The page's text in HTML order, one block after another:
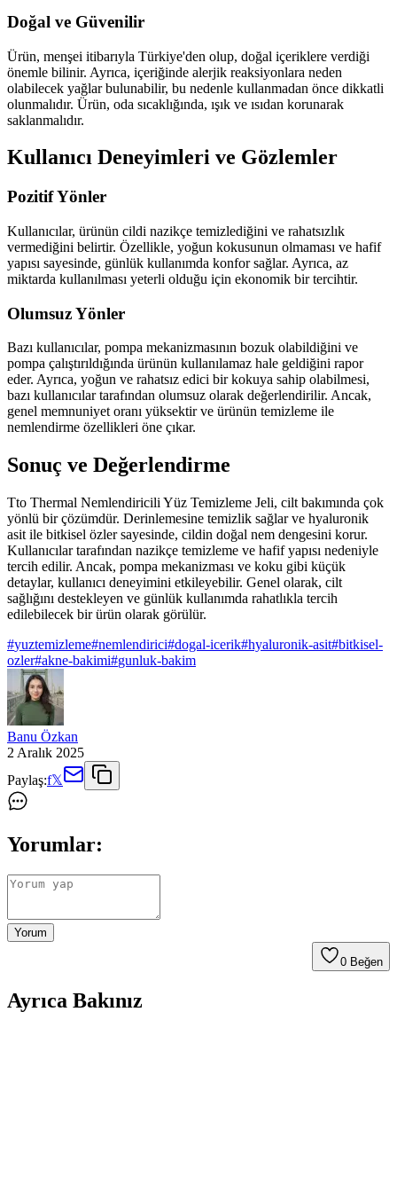
Doğal ve Güvenilir
Ürün, menşei itibarıyla Türkiye'den olup, doğal içeriklere verdiği
önemle bilinir. Ayrıca, içeriğinde alerjik reaksiyonlara neden
olabilecek yağlar bulunabilir, bu nedenle kullanmadan önce dikkatli
olunmalıdır. Ürün, oda sıcaklığında, ışık ve ısıdan korunarak
saklanmalıdır.
Kullanıcı Deneyimleri ve Gözlemler
Pozitif Yönler
Kullanıcılar, ürünün cildi nazikçe temizlediğini ve rahatsızlık
vermediğini belirtir. Özellikle, yoğun kokusunun olmaması ve hafif
yapısı sayesinde, günlük kullanımda konfor sağlar. Ayrıca, az
miktarda kullanılması yeterli olduğu için ekonomik bir tercihtir.
Olumsuz Yönler
Bazı kullanıcılar, pompa mekanizmasının bozuk olabildiğini ve
pompa çalıştırıldığında ürünün kullanılamaz hale geldiğini rapor
eder. Ayrıca, yoğun ve rahatsız edici bir kokuya sahip olabilmesi,
bazı kullanıcılar tarafından olumsuz olarak değerlendirilir. Ancak,
genel memnuniyet oranı yüksektir ve ürünün temizleme ile
nemlendirme özellikleri öne çıkar.
Sonuç ve Değerlendirme
Tto Thermal Nemlendiricili Yüz Temizleme Jeli, cilt bakımında çok
yönlü bir çözümdür. Derinlemesine temizlik sağlar ve hyaluronik
asit ile bitkisel özler sayesinde, cildin doğal nem dengesini korur.
Kullanıcılar tarafından nazikçe temizleme ve hafif yapısı nedeniyle
tercih edilir. Ancak, pompa mekanizması ve koku gibi küçük
detaylar, kullanıcı deneyimini etkileyebilir. Genel olarak, cilt
sağlığını destekleyen ve günlük kullanımda rahatlıkla tercih
edilebilecek bir ürün olarak görülür.
#yuztemizleme#nemlendirici#dogal-icerik#hyaluronik-asit#bitkisel-
ozler#akne-bakimi#gunluk-bakim
Banu Özkan
2 Aralık 2025
Paylaş:f𝕏
Yorumlar:
Yorum
0 Beğen
Ayrıca Bakınız